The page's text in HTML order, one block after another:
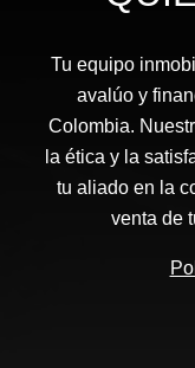
Tu equipo
avalúo y
Colombia.
la ética y la
tu aliado en la
venta de